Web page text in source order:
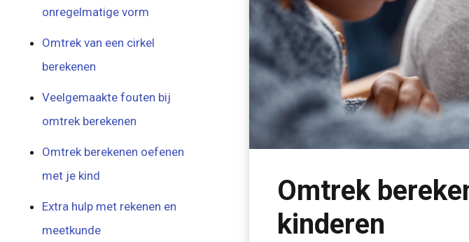
Omtrek
kinderen
onregelmatige vorm
Omtrek van een cirkel
berekenen
Veelgemaakte fouten bij
omtrek berekenen
Omtrek berekenen oefenen
met je kind
Extra hulp met rekenen en
meetkunde